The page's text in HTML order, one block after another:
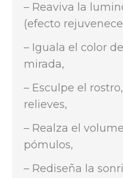
– Reaviva la
(efecto
– Iguala el color
mirada,
– Esculpe el
relieves,
– Realza el
pómulos,
– Rediseña la